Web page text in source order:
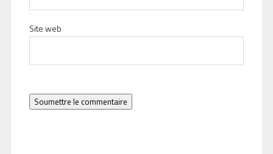
Site web
Soumettre le commentaire